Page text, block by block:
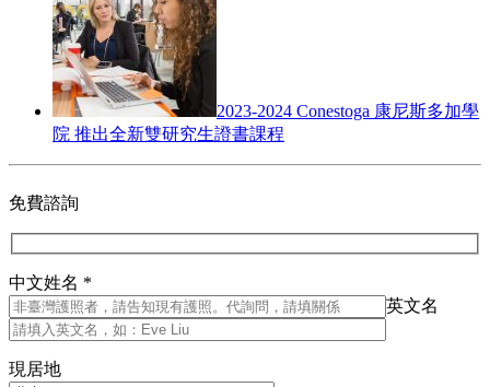
2023-2024 Conestoga 康尼斯多加學
院 推出全新雙研究生證書課程
免費諮詢
中文姓名 *
英文名
現居地